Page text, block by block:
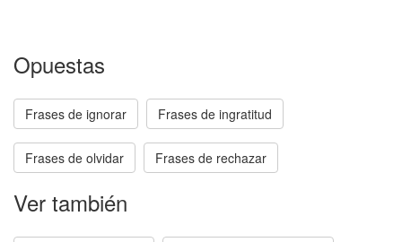
Opuestas
Frases de ignorar Frases de ingratitud
Frases de olvidar Frases de rechazar
Ver también